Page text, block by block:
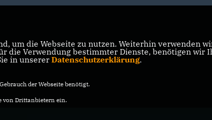
um die Webseite zu nutzen. Weiterhin verwenden
die Verwendung bestimmter Dienste, benötigen
in unserer Datenschutzerklärung.
der Webseite benötigt.
von Drittanbietern ein.